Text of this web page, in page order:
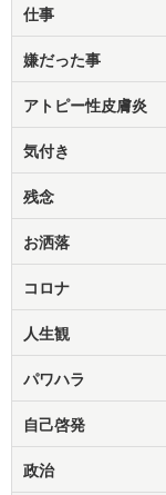
仕事
嫌だった事
アトピー性皮膚炎
気付き
残念
お洒落
コロナ
人生観
パワハラ
自己啓発
政治